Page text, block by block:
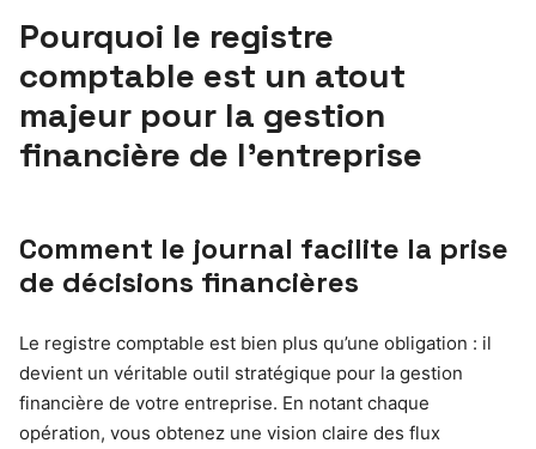
Pourquoi le registre
comptable est un atout
majeur pour la gestion
financière de l’entreprise
Comment le journal facilite la prise
de décisions financières
Le registre comptable est bien plus qu’une obligation : il
devient un véritable outil stratégique pour la gestion
financière de votre entreprise. En notant chaque
opération, vous obtenez une vision claire des flux